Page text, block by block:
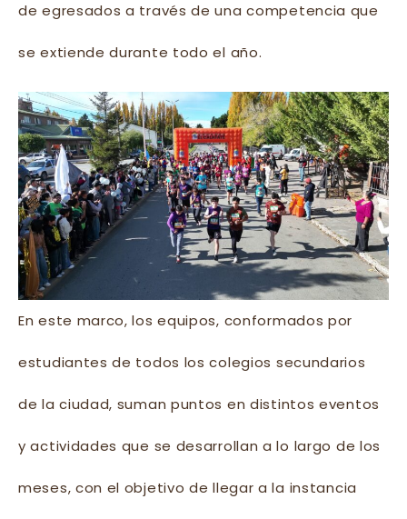
de egresados a través de una competencia que
se extiende durante todo el año.
En este marco, los equipos, conformados por
estudiantes de todos los colegios secundarios
de la ciudad, suman puntos en distintos eventos
y actividades que se desarrollan a lo largo de los
meses, con el objetivo de llegar a la instancia